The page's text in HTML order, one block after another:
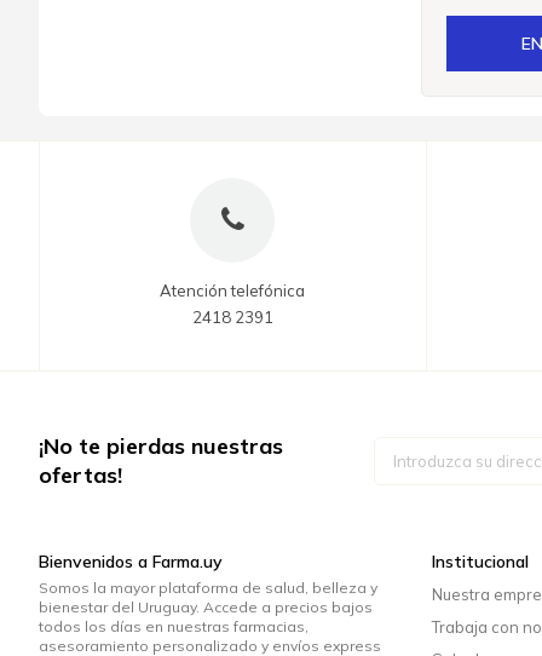
Atención telefónica
2418 2391
¡No te pierdas nuestras
ofertas!
Bienvenidos a Farma.uy
Somos la mayor plataforma de salud, belleza y
bienestar del Uruguay. Accede a precios bajos
todos los días en nuestras farmacias,
asesoramiento personalizado y envíos express
Institucional
Nuestra
Trabaja con